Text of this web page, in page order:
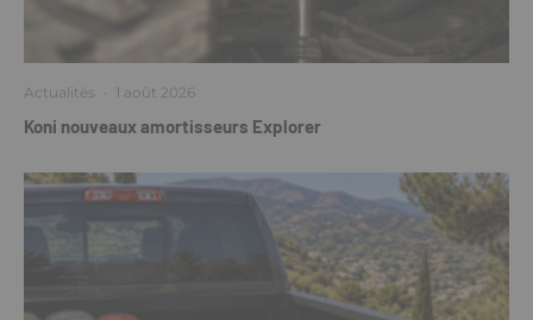
Actualités · 1 août 2026
Koni nouveaux amortisseurs Explorer